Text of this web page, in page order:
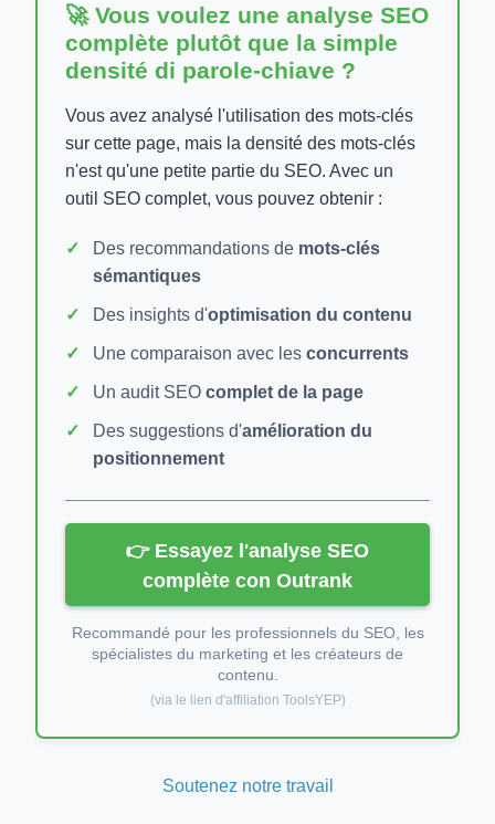
🚀 Vous voulez une analyse SEO
complète plutôt que la simple
densité di parole-chiave ?
Vous avez analysé l'utilisation des mots-clés
sur cette page, mais la densité des mots-clés
n'est qu'une petite partie du SEO. Avec un
outil SEO complet, vous pouvez obtenir :
Des recommandations de mots-clés
sémantiques
Des insights d'optimisation du contenu
Une comparaison avec les concurrents
Un audit SEO complet de la page
Des suggestions d'amélioration du
positionnement
👉 Essayez l'analyse SEO
complète con Outrank
Recommandé pour les professionnels du SEO, les
spécialistes du marketing et les créateurs de
contenu.
(via le lien d'affiliation ToolsYEP)
Soutenez notre travail